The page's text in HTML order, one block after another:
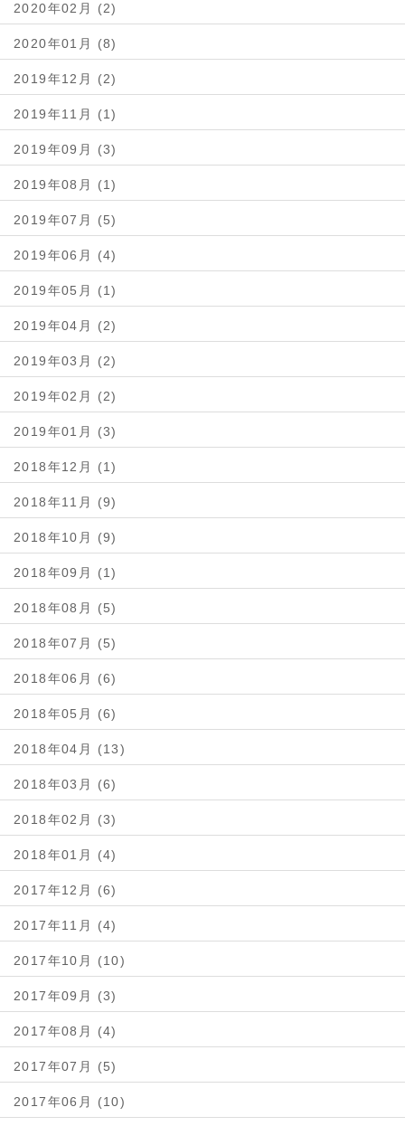
2020年02月 (2)
2020年01月 (8)
2019年12月 (2)
2019年11月 (1)
2019年09月 (3)
2019年08月 (1)
2019年07月 (5)
2019年06月 (4)
2019年05月 (1)
2019年04月 (2)
2019年03月 (2)
2019年02月 (2)
2019年01月 (3)
2018年12月 (1)
2018年11月 (9)
2018年10月 (9)
2018年09月 (1)
2018年08月 (5)
2018年07月 (5)
2018年06月 (6)
2018年05月 (6)
2018年04月 (13)
2018年03月 (6)
2018年02月 (3)
2018年01月 (4)
2017年12月 (6)
2017年11月 (4)
2017年10月 (10)
2017年09月 (3)
2017年08月 (4)
2017年07月 (5)
2017年06月 (10)